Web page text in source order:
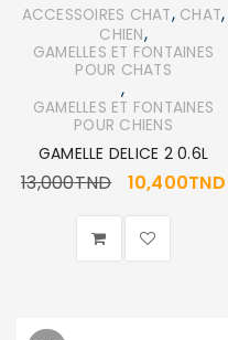
ACCESSOIRES CHAT, CHAT,
CHIEN,
GAMELLES ET FONTAINES
POUR CHATS
,
GAMELLES ET FONTAINES
POUR CHIENS
GAMELLE DELICE 2 0.6L
13,000TND 10,400TND